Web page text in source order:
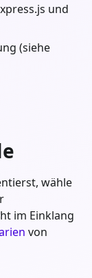
und
(siehe
wähle
im Einklang
von